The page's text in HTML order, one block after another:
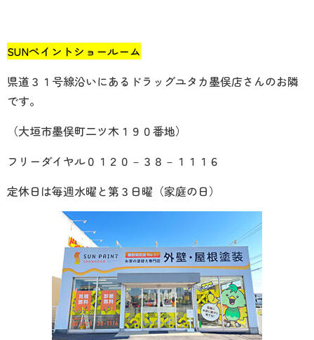
SUNペイントショールーム
県道３１号線沿いにあるドラッグユタカ墨俣店さんのお隣
です。
（大垣市墨俣町二ツ木１９０番地）
フリーダイヤル０１２０－３８－１１１６
定休日は毎週水曜と第３日曜（家庭の日）